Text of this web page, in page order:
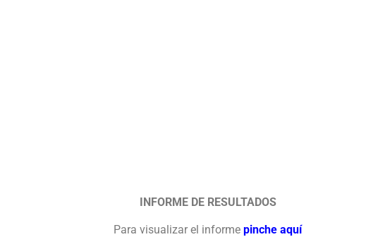
INFORME DE RESULTADOS
Para visualizar el informe pinche aquí